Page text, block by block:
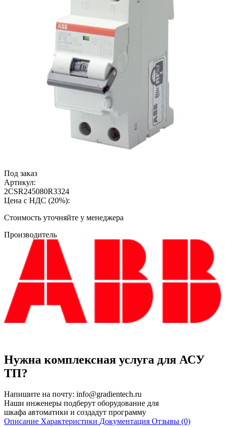
Под заказ
Артикул:
2CSR245080R3324
Цена с НДС (20%):
Cтоимость уточняйте у менеджера
Производитель
Нужна комплексная услуга для АСУ
ТП?
Напишите на почту: info@gradientech.ru
Наши инженеры подберут оборудование для
шкафа автоматики и создадут программу
Описание Характеристики Документация Отзывы (0)